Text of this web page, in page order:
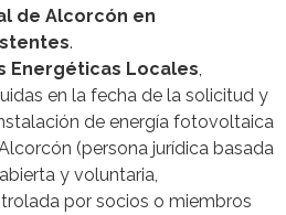
de Alcorcón en
.
Energéticas Locales
en la fecha de la solicitud y
de energía fotovoltaica
(persona jurídica basada
y voluntaria,
por socios o miembros